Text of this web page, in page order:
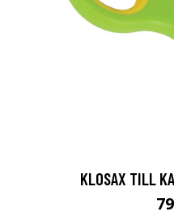
KLOSAX TILL